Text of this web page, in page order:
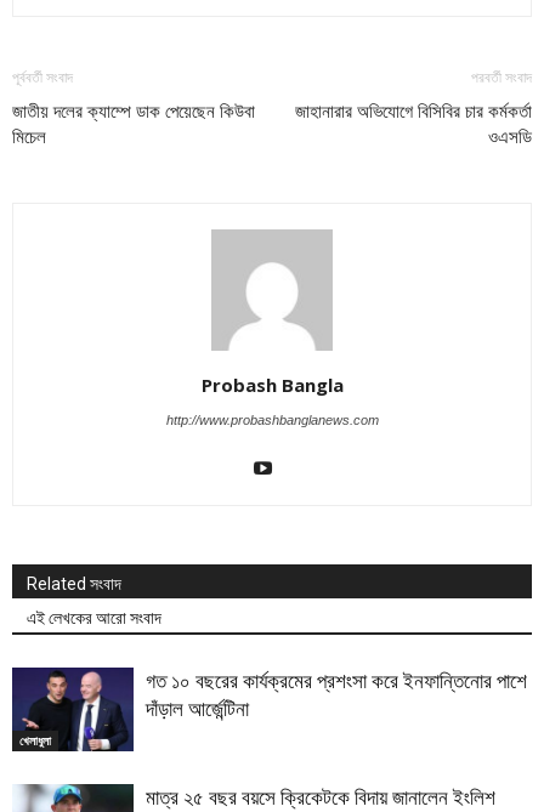
পূর্ববর্তী সংবাদ
জাতীয় দলের ক্যাম্পে ডাক পেয়েছেন কিউবা
মিচেল
পরবর্তী সংবাদ
জাহানারার অভিযোগে বিসিবির চার কর্মকর্তা
ওএসডি
Probash Bangla
http://www.probashbanglanews.com
Related সংবাদ
এই লেখকের আরো সংবাদ
খেলাধুলা
গত ১০ বছরের কার্যক্রমের প্রশংসা করে ইনফান্তিনোর পাশে
দাঁড়াল আর্জেন্টিনা
মাত্র ২৫ বছর বয়সে ক্রিকেটকে বিদায় জানালেন ইংলিশ